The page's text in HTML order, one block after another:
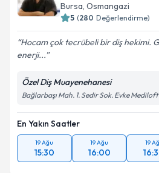
Bursa, Osmangazi
5 (280 Değerlendirme)
Hocam çok tecrübeli bir diş hekimi.
enerji...
Özel Diş Muayenehanesi
Bağlarbaşı Mah. 1. Sedir Sok. Evke
En Yakın Saatler
19 Ağu
15:30
19 Ağu
16:00
19